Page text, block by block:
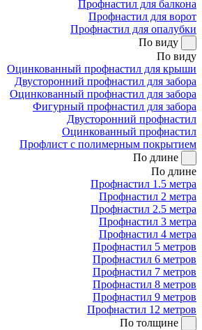
Профнастил для балкона
Профнастил для ворот
Профнастил для опалубки
По виду
По виду
Оцинкованный профнастил для крыши
Двусторонний профнастил для забора
Оцинкованный профнастил для забора
Фигурный профнастил для забора
Двусторонний профнастил
Оцинкованный профнастил
Профлист с полимерным покрытием
По длине
По длине
Профнастил 1.5 метра
Профнастил 2 метра
Профнастил 2.5 метра
Профнастил 3 метра
Профнастил 4 метра
Профнастил 5 метров
Профнастил 6 метров
Профнастил 7 метров
Профнастил 8 метров
Профнастил 9 метров
Профнастил 12 метров
По толщине